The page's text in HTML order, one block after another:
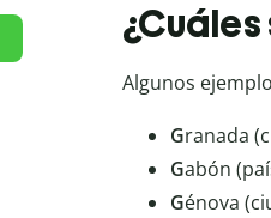
Algunos
Granada
Gabón
Génova